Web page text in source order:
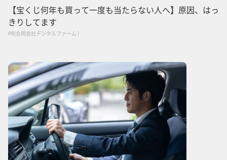
【宝くじ何年も買って一度も当たらない人へ】原因、はっ
きりしてます
PR(合同会社デジタルファーム )